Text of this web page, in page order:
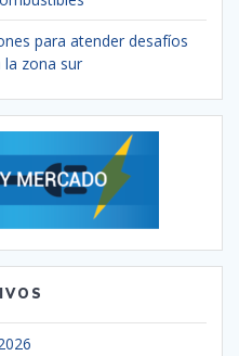
para atender desafíos
zona sur